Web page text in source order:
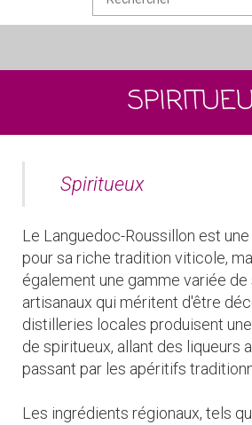
Spiritueux
Le Languedoc-Roussillon est
pour sa riche tradition viticole,
également une gamme variée
artisanaux qui méritent d'être
distilleries locales produisent
de spiritueux, allant des liqueurs
passant par les apéritifs
Les ingrédients régionaux, tels